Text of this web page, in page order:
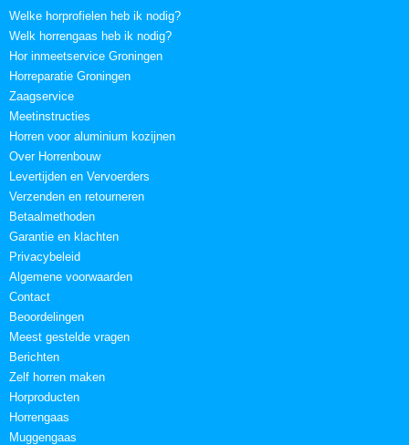
Welke horprofielen heb ik nodig?
Welk horrengaas heb ik nodig?
Hor inmeetservice Groningen
Horreparatie Groningen
Zaagservice
Meetinstructies
Horren voor aluminium kozijnen
Over Horrenbouw
Levertijden en Vervoerders
Verzenden en retourneren
Betaalmethoden
Garantie en klachten
Privacybeleid
Algemene voorwaarden
Contact
Beoordelingen
Meest gestelde vragen
Berichten
Zelf horren maken
Horproducten
Horrengaas
Muggengaas